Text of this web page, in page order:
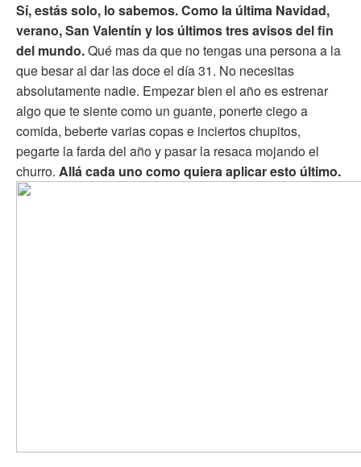
Sí, estás solo, lo sabemos. Como la última Navidad,
verano, San Valentín y los últimos tres avisos del fin
del mundo.Qué mas da que no tengas una persona a la
que besar al dar las doce el día 31. No necesitas
absolutamente nadie. Empezar bien el año es estrenar
algo que te siente como un guante, ponerte ciego a
comida, beberte varias copas e inciertos chupitos,
pegarte la farda del año y pasar la resaca mojando el
churro. Allá cada uno como quiera aplicar esto último.